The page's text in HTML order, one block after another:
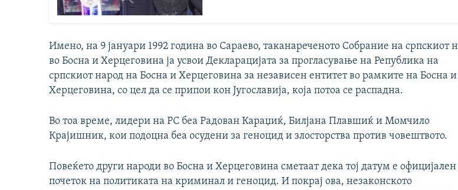
Имено, на 9 јануари 1992 година во Сараево, таканареченото Собрание на српскиот
во Босна и Херцеговина ја усвои Декларацијата за прогласување на Република на
српскиот народ на Босна и Херцеговина за независен ентитет во рамките на Босна и
Херцеговина, со цел да се припои кон Југославија, која потоа се распадна.
Во тоа време, лидери на РС беа Радован Караџиќ, Билјана Плавшиќ и Момчило
Крајишник, кои подоцна беа осудени за геноцид и злосторства против човештвото.
Повеќето други народи во Босна и Херцеговина сметаат дека тој датум е официјален
почеток на политиката на криминал и геноцид. И покрај ова, незаконското